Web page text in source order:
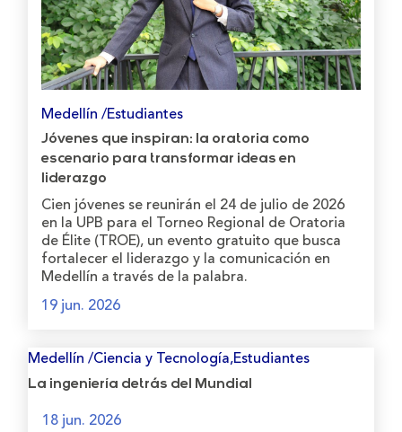
Medellín /Estudiantes
Jóvenes que inspiran: la oratoria como
escenario para transformar ideas en
liderazgo
Cien jóvenes se reunirán el 24 de julio de 2026
en la UPB para el Torneo Regional de Oratoria
de Élite (TROE), un evento gratuito que busca
fortalecer el liderazgo y la comunicación en
Medellín a través de la palabra.
19 jun. 2026
Medellín /Ciencia y Tecnología,Estudiantes
La ingeniería detrás del Mundial
18 jun. 2026